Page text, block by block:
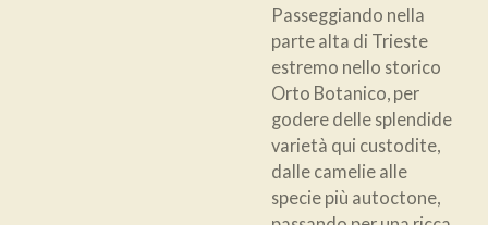
Passeggiando nella
parte alta di Trieste
estremo nello storico
Orto Botanico, per
godere delle splendide
varietà qui custodite,
dalle camelie alle
specie più autoctone,